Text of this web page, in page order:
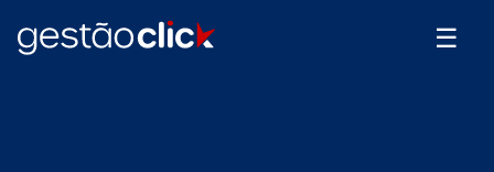
☰